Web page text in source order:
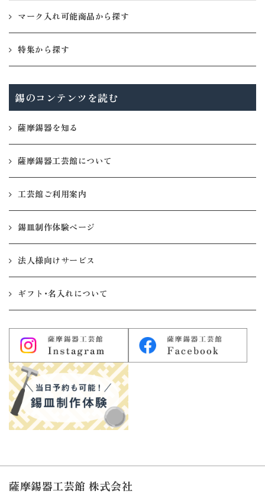
マーク入れ可能商品から探す
特集から探す
錫のコンテンツを読む
薩摩錫器を知る
薩摩錫器工芸館について
工芸館ご利用案内
錫皿制作体験ページ
法人様向けサービス
ギフト・名入れについて
薩摩錫器工芸館 株式会社